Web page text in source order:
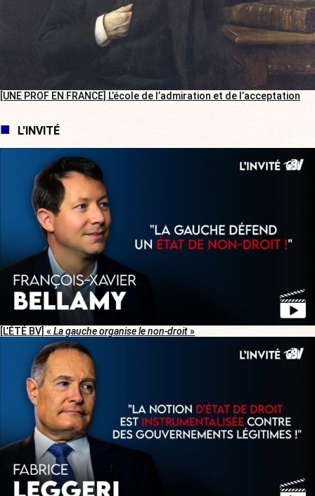
[UNE PROF EN FRANCE] L’école de l’admiration et de l’acceptation
L'INVITÉ
[L’ÉTÉ BV] « La gauche organise le non-droit»